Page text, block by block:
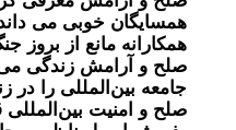
همسایگان خوبی می
همکارانه مانع از بروز
صلح و آرامش زندگی می
جامعه بین‌المللی را
صلح و امنیت بین‌المللی